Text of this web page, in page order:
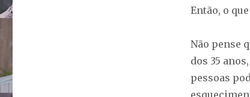
Então, o
Não pense
dos 35
pessoas